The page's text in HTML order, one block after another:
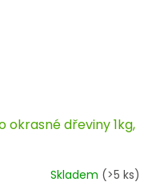
dřeviny 1kg,
Skladem (>5 ks)